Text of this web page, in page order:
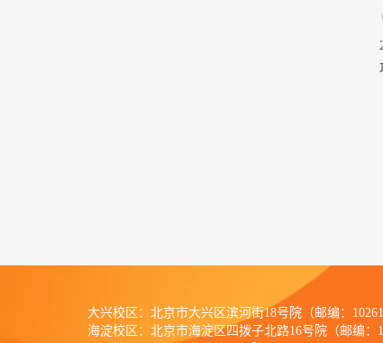
大兴校区：北京市大兴区滨河街18号院（邮编：
海淀校区：北京市海淀区四拨子北路16号院（邮编：